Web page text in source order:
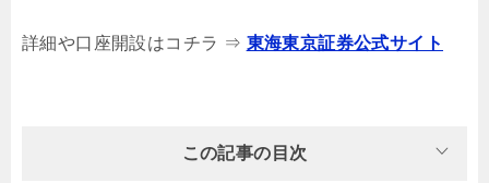
詳細や口座開設はコチラ ⇒ 東海東京証券公式サイト
この記事の目次